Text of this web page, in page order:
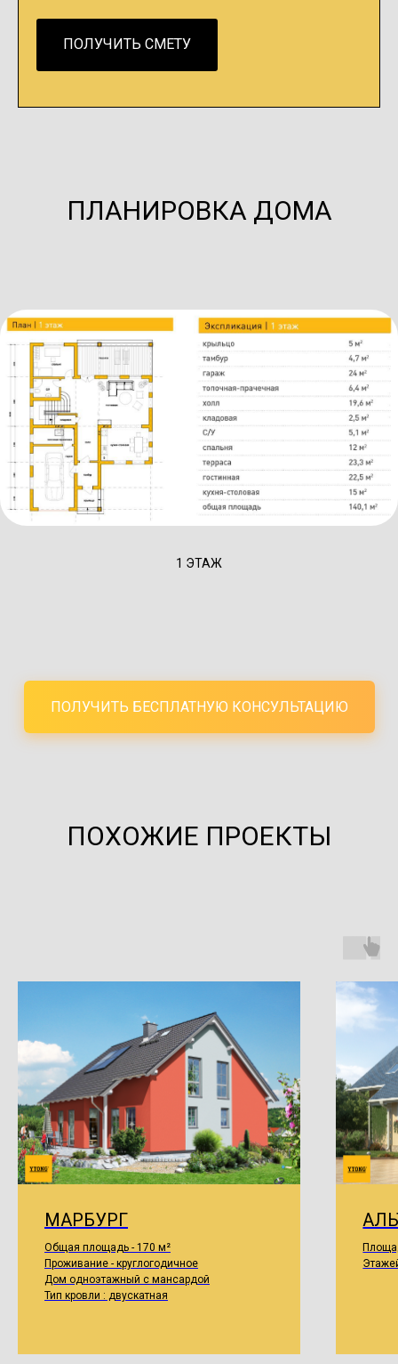
ПОЛУЧИТЬ СМЕТУ
ПЛАНИРОВКА ДОМА
1 ЭТАЖ
ПОЛУЧИТЬ БЕСПЛАТНУЮ КОНСУЛЬТАЦИЮ
ПОХОЖИЕ ПРОЕКТЫ
МАРБУРГ
Общая площадь - 170 м²
Проживание - круглогодичное
Дом одноэтажный с мансардой
Тип кровли : двускатная